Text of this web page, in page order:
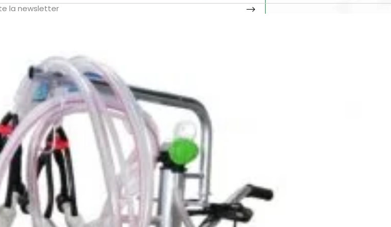
Magazin
Despre noi
Termeni si Conditii
Politica de Confidentialitate
Conditii generale de livrare
Politica de cookie-uri
Noutăți & Anunțuri Bricolando
Contacteaza-ne
Inspiratie
Inovație și sustenabilitate
Proiecte pentru avansați
Proiecte pentru casă
Proiecte pentru începători
Sfaturi pentru grădinărit
Tendințe DIY actuale
Tutoriale pas cu pas
Adresa: Str. Măgura 57F
Localitate: FOCSANI,